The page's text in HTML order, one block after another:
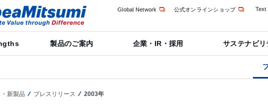
Global Network 公式オンラインショップ Text
製品のご案内 企業・IR・採用 サステナビリ
新製品 プレスリリース 2003年